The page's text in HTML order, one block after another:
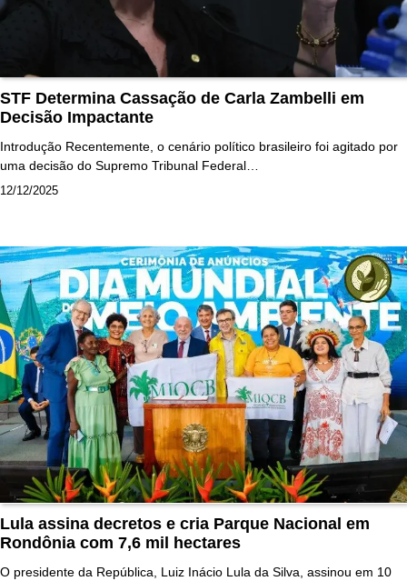
STF Determina Cassação de Carla Zambelli em
Decisão Impactante
Introdução Recentemente, o cenário político brasileiro foi agitado por
uma decisão do Supremo Tribunal Federal…
12/12/2025
Lula assina decretos e cria Parque Nacional em
Rondônia com 7,6 mil hectares
O presidente da República, Luiz Inácio Lula da Silva, assinou em 10